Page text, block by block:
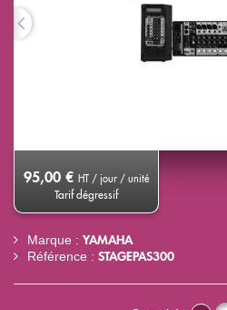
95,00 € HT / jour / unité
Tarif dégressif
Marque : YAMAHA
Référence : STAGEPAS300